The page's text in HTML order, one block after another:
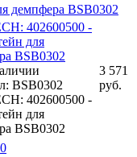
демпфера BSB0302
402600500 -
для
BSB0302
BSB0302
402600500 -
для
BSB0302
3 571
руб.